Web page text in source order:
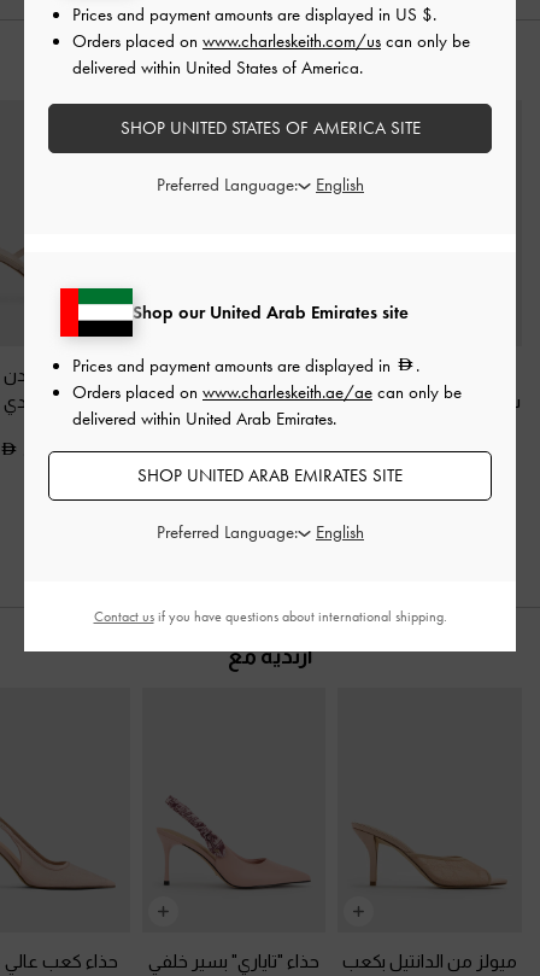
قد يعجبك آيضاً
حذاء كعب ستيليتو
ساتان بحزام خلفي مزموم
شبشب ساتان منقط
بكعب ساديرا-متعدد
الألوان 2
350.00
250.00
خصم 29%
حذاء ميول
متموج
350.00
ارتديه مع
ميولز من الدانتيل بكعب
حذاء "تاياري" بسير خلفي
حذاء كعب
Shop our United Arab Emirates site
Prices and payment amounts are displayed in
.
Orders placed on www.charleskeith.ae/ae can only be
delivered within United Arab Emirates.
SHOP UNITED ARAB EMIRATES SITE
Preferred Language:
Prices and payment amounts are displayed in US $.
Orders placed on www.charleskeith.com/us can only be
delivered within United States of America.
SHOP UNITED STATES OF AMERICA SITE
Preferred Language:
Contact usif you have questions about international shipping.